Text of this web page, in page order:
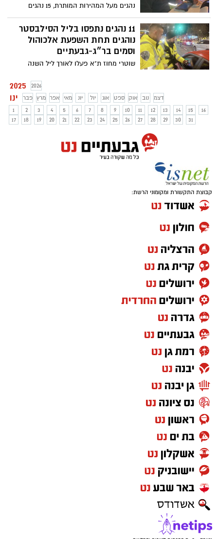
נהגים מעל המהירות המותרת, 15 נהגים
שהשתמשו בפלאפון בנהיגה; נרשמו סה"כ 116
דוחות תנועה - פעילות אכיפת תנועה נרחבת
של שוטרי התנועה נגד עבירות תנועה
11 נהגים נתפסו בליל הסילבסטר
נוהגים תחת השפעת אלכוהול
וסמים בר״ג-גבעתיים
שוטרי מחוז ת"א פעלו לאורך ליל השנה
המבלים, לצד אכיפה ממוקדת, בדגש לעבירות
תנועה חמורות - 39 נהגים נתפסו נוהגים
בשכרות
2025 2026
ינו פבר מרץ אפר מאי יונ יול אוג ספט אוק נוב
דצמ
1
2 3 4 5 6 7 8 9 10 11 12 13 14 15
16
17
18 19 20 21 22 23 24 25 26 27 28 29 30 31
קבוצת התקשורת ומקומוני הרשת: